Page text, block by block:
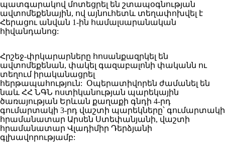
պատգարակով մոտեցրել են շտապօգնության
ավտոմեքենային, ով այնուհետև տեղափոխվել է
Հերացու անվան 1-ին համալսարանական
հիվանդանոց:
Հրշեջ-փրկարարները հոսանքազրկել են
ավտոմեքենան, փակել գազաբալոնի փականն ու
տեղում իրականացրել
հերթապահություն: Օպերատիվորեն ժամանել են
նաև ՀՀ ՆԳՆ ոստիկանության պարեկային
ծառայության Երևան քաղաքի գնդի 4-րդ
գումարտակի 3-րդ վաշտի պարեկները՝ գումարտակի
հրամանատար Արսեն Ստեփանյանի, վաշտի
հրամանատար Վլադիմիր Դերձյանի
գլխավորությամբ: